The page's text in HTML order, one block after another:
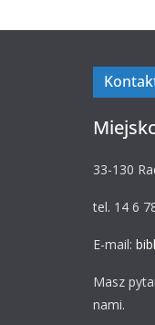
33-130
tel. 14 6
E-mail:
Masz
nami.